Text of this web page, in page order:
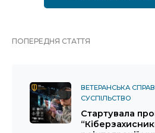
ПОПЕРЕДНЯ СТАТТЯ
ВЕТЕРАНСЬКА
СУСПІЛЬСТВО
Стартувала